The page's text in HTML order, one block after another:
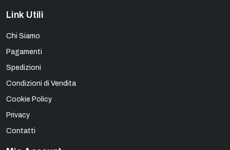
Link Utili
Chi Siamo
Pagamenti
Spedizioni
Condizioni di Vendita
Cookie Policy
Privacy
Contatti